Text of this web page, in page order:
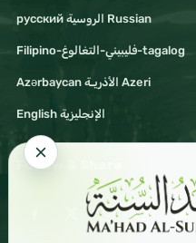
русский الروسية Russian
Filipino-فليبيني-التغالوغ-tagalog
Azərbaycan الأذريـة Azeri
English الإنجليزية
Follow & Share